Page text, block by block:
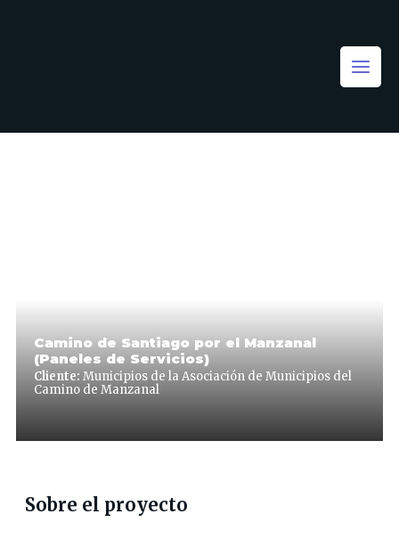
Camino de Santiago por el Manzanal
(Paneles de Servicios)
Cliente: Municipios de la Asociación de Municipios del
Camino de Manzanal
Sobre el proyecto